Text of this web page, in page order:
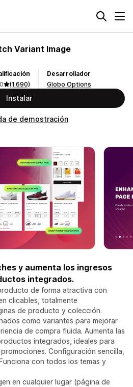
Variant Image
(1.690)
Desarrollador
Globo Options
Instalar
de demostración
y aumenta los ingresos
integrados.
de forma atractiva con
clicables, totalmente
de producto y colección.
como variantes para mejorar
de compra fluida. Aumenta las
integrados, ideales para
Configuración sencilla,
con todos los temas y
en cualquier lugar (página de